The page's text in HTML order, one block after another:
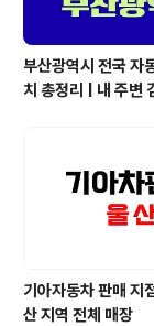
부산광역시 전국 자
치 총정리 | 내 주변
기아자동차 판매 지
산 지역 전체 매장